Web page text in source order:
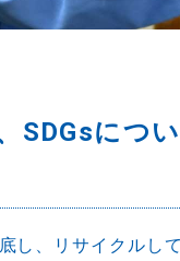
SDGsにつ
し、リサイクルし